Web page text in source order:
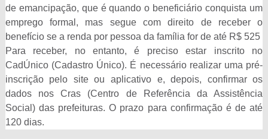
de emancipação, que é quando o beneficiário conquista um
emprego formal, mas segue com direito de receber o
benefício se a renda por pessoa da família for de até R$ 525
Para receber, no entanto, é preciso estar inscrito no
CadÚnico (Cadastro Único). É necessário realizar uma pré-
inscrição pelo site ou aplicativo e, depois, confirmar os
dados nos Cras (Centro de Referência da Assistência
Social) das prefeituras. O prazo para confirmação é de até
120 dias.